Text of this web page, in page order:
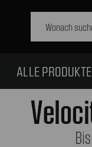
ALLE PRODUKTE